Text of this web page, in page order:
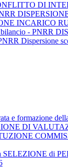
DI
INCARICO
bilancio - PNRR
Dispersione
e formazione
DI
di